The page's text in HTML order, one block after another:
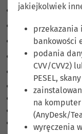
Wysokie
Zaznacz linki
Zaznacz
Czytnik ekranu
Tryb czytania
Skalowanie treści
Czcionka 100%
Wysokość linii 100
Odstęp liter 100 %
jakiejkolwiek
przekazania
bankowości
podania
CVV/CVV2)
PESEL,
na
(AnyDesk/
wyręczenia